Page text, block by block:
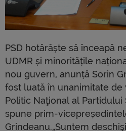
PSD hotărăște să înceapă
UDMR și minoritățile
nou guvern, anunță Sorin
fost luată în unanimitate de
Politic Naţional al Partidului
spune prim-
Grindeanu.„Suntem